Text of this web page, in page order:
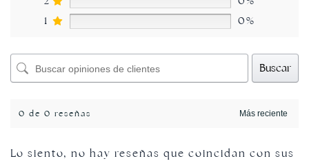
1
0%
Buscar
0 de 0 reseñas
Lo siento, no hay reseñas que coincidan con sus